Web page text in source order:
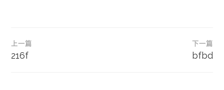
文
章
上一篇
216f
下一篇
bfbd